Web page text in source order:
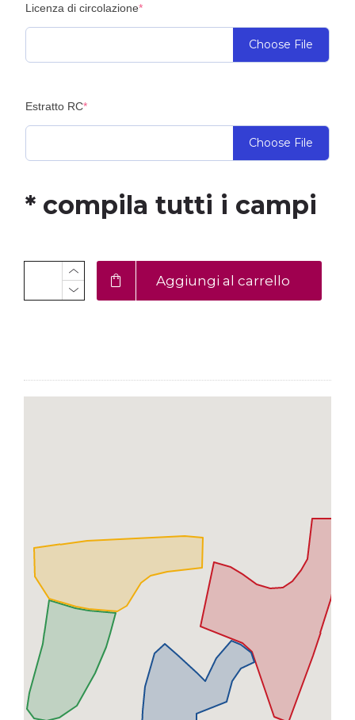
Licenza di circolazione*(required)
Choose File
Estratto RC*(required)
Choose File
* compila tutti i campi
Aggiungi al carrello